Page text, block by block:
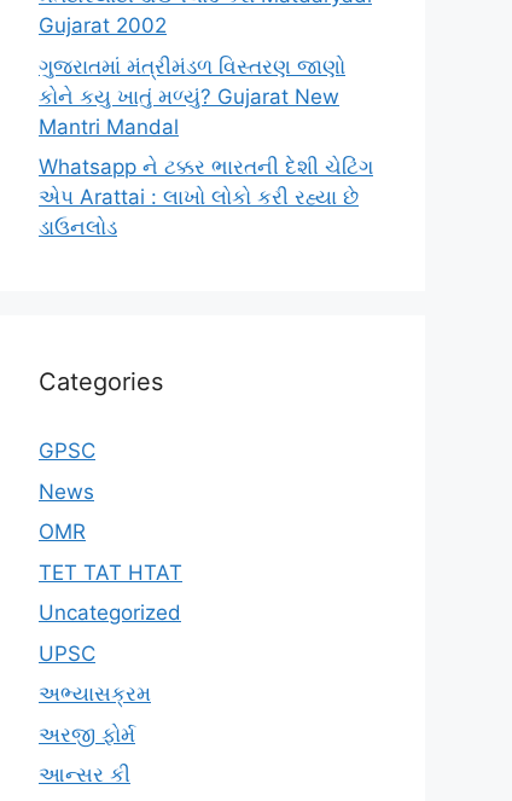
Gujarat 2002
ગુજરાતમાં મંત્રીમંડળ વિસ્તરણ જાણો
કોને કયુ ખાતું મળ્યું? Gujarat New
Mantri Mandal
Whatsapp ને ટક્કર ભારતની દેશી ચેટિંગ
એપ Arattai : લાખો લોકો કરી રહ્યા છે
ડાઉનલોડ
Categories
GPSC
News
OMR
TET TAT HTAT
Uncategorized
UPSC
અભ્યાસક્રમ
અરજી ફોર્મ
આન્સર કી